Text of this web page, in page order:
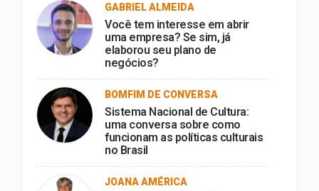
GABRIEL ALMEIDA
Você tem interesse em abrir
uma empresa? Se sim, já
elaborou seu plano de
negócios?
BOMFIM DE CONVERSA
Sistema Nacional de Cultura:
uma conversa sobre como
funcionam as políticas culturais
no Brasil
JOANA AMÉRICA